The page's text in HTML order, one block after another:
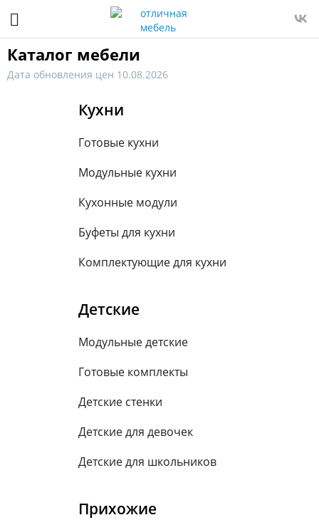
Каталог мебели
Дата обновления цен 10.08.2026
Кухни
Готовые кухни
Модульные кухни
Кухонные модули
Буфеты для кухни
Комплектующие для кухни
Детские
Модульные детские
Готовые комплекты
Детские стенки
Детские для девочек
Детские для школьников
Прихожие